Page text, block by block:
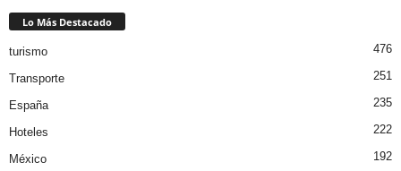
Lo Más Destacado
turismo 476
Transporte 251
España 235
Hoteles 222
México 192